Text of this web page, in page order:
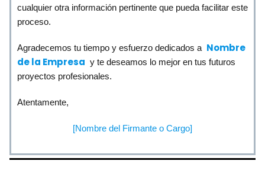
cualquier otra información pertinente que pueda facilitar este
proceso.
Agradecemos tu tiempo y esfuerzo dedicados a Nombre
de la Empresa y te deseamos lo mejor en tus futuros
proyectos profesionales.
Atentamente,
[Nombre del Firmante o Cargo]